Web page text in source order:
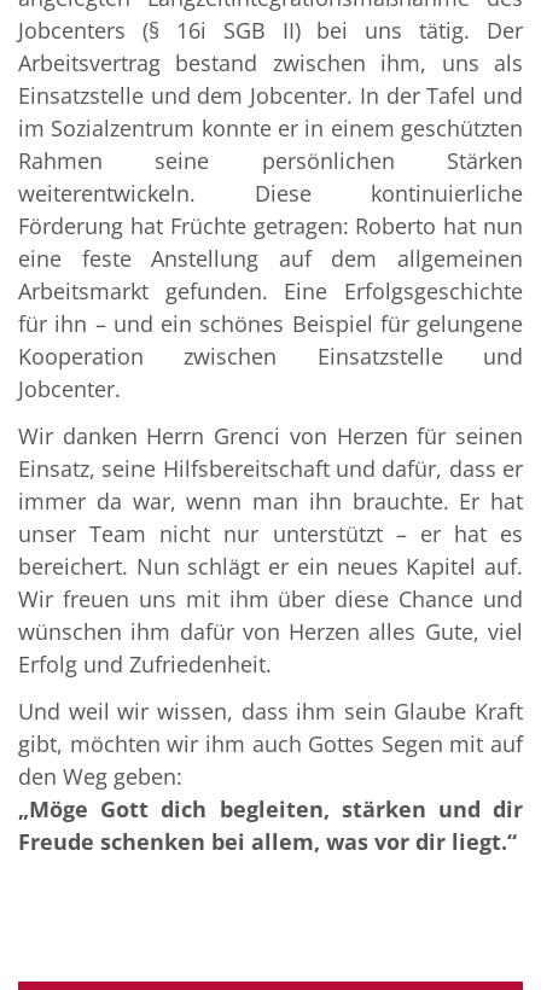
Jobcenters (§ 16i SGB II) bei uns tätig. Der
Arbeitsvertrag bestand zwischen ihm, uns als
Einsatzstelle und dem Jobcenter. In der Tafel und
im Sozialzentrum konnte er in einem geschützten
Rahmen seine persönlichen Stärken
weiterentwickeln. Diese kontinuierliche
Förderung hat Früchte getragen: Roberto hat nun
eine feste Anstellung auf dem allgemeinen
Arbeitsmarkt gefunden. Eine Erfolgsgeschichte
für ihn – und ein schönes Beispiel für gelungene
Kooperation zwischen Einsatzstelle und
Jobcenter.
Wir danken Herrn Grenci von Herzen für seinen
Einsatz, seine Hilfsbereitschaft und dafür, dass er
immer da war, wenn man ihn brauchte. Er hat
unser Team nicht nur unterstützt – er hat es
bereichert. Nun schlägt er ein neues Kapitel auf.
Wir freuen uns mit ihm über diese Chance und
wünschen ihm dafür von Herzen alles Gute, viel
Erfolg und Zufriedenheit.
Und weil wir wissen, dass ihm sein Glaube Kraft
gibt, möchten wir ihm auch Gottes Segen mit auf
den Weg geben:
„Möge Gott dich begleiten, stärken und dir
Freude schenken bei allem, was vor dir liegt.“